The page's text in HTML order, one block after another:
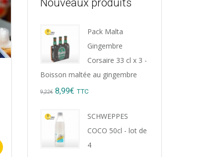
Select options
Nouveaux produits
Pack Malta
Gingembre
Corsaire 33 cl x 3 -
Boisson maltée au gingembre
9,22€ Original
was:
9,22€.
8,99€ Current
TTC
SCHWEPPES
COCO 50cl - lot de
4